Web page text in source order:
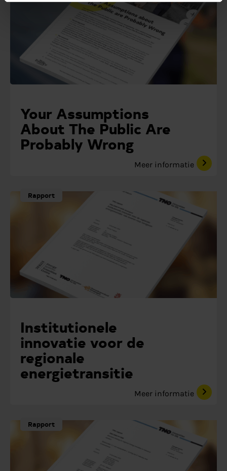
Your Assumptions
About The Public Are
Probably Wrong
Meer informatie
Rapport
Institutionele
innovatie voor de
regionale
energietransitie
Meer informatie
Rapport